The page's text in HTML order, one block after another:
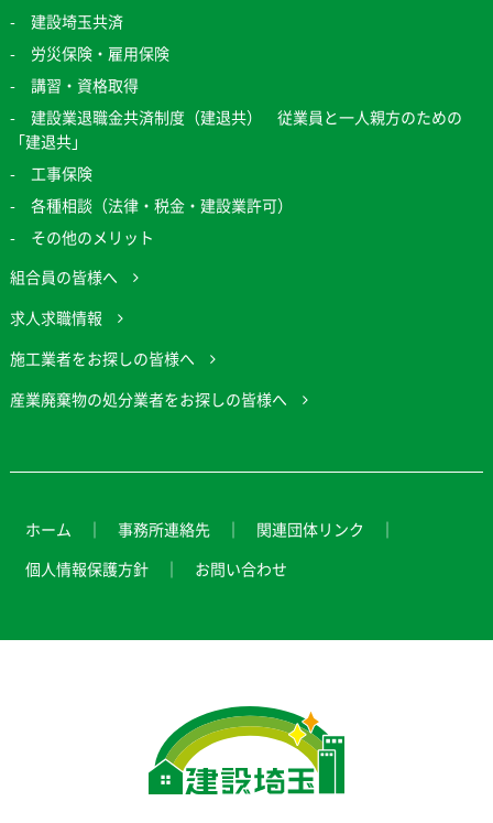
建設埼玉共済
労災保険・雇用保険
講習・資格取得
建設業退職金共済制度（建退共） 従業員と一人親方のための
「建退共」
工事保険
各種相談（法律・税金・建設業許可）
その他のメリット
組合員の皆様へ
求人求職情報
施工業者をお探しの皆様へ
産業廃棄物の処分業者をお探しの皆様へ
ホーム 事務所連絡先
関連団体リンク
個人情報保護方針
お問い合わせ